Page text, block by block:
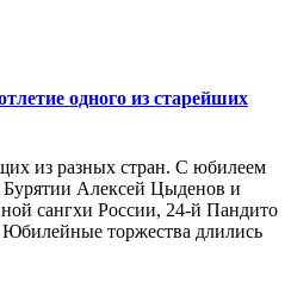
одного из старейших
из разных стран. С юбилеем
Бурятии Алексей Цыденов и
сангхи России, 24-й Пандито
торжества длились